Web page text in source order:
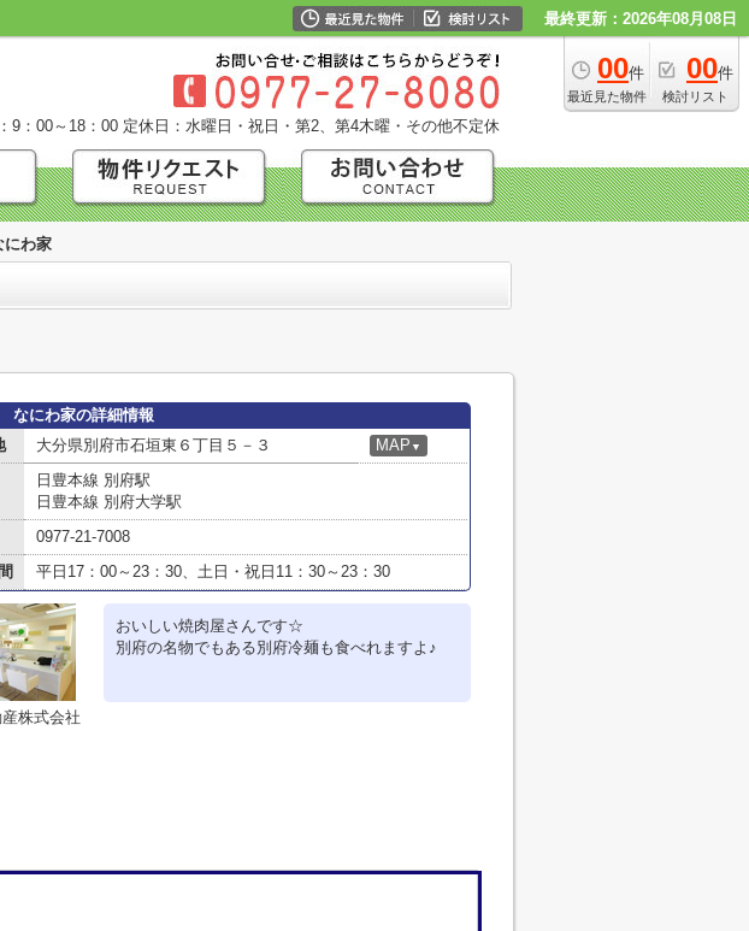
最終更新：2026年08月08日
00件
最近見た物件
00件
検討リスト
9：00～18：00 定休日：水曜日・祝日・第2、第4木曜・その他不定休
わ家
なにわ家の詳細情報
大分県別府市石垣東６丁目５－３ MAP ▼
日豊本線 別府駅
日豊本線 別府大学駅
0977-21-7008
平日17：00～23：30、土日・祝日11：30～23：30
株式会社
おいしい焼肉屋さんです☆
別府の名物でもある別府冷麺も食べれますよ♪